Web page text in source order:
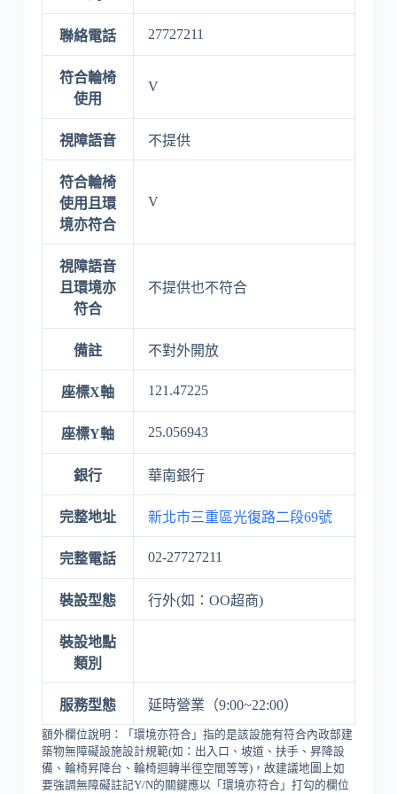
聯絡電話 27727211
符合輪椅
使用
V
視障語音 不提供
符合輪椅
使用且環
境亦符合
V
視障語音
且環境亦
符合
不提供也不符合
備註 不對外開放
座標X軸 121.47225
座標Y軸 25.056943
銀行 華南銀行
完整地址 新北市三重區光復路二段69號
完整電話 02-27727211
裝設型態 行外(如：OO超商)
裝設地點
類別
服務型態 延時營業（9:00~22:00）
額外欄位說明：「環境亦符合」指的是該設施有符合內政部建
築物無障礙設施設計規範(如：出入口、坡道、扶手、昇降設
備、輪椅昇降台、輪椅迴轉半徑空間等等)，故建議地圖上如
要強調無障礙註記Y/N的關鍵應以「環境亦符合」打勾的欄位